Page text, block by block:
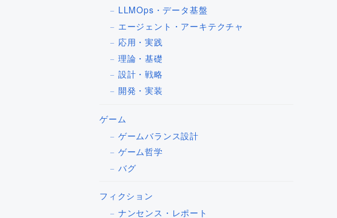
LLMOps・データ基盤
エージェント・アーキテクチャ
応用・実践
理論・基礎
設計・戦略
開発・実装
ゲーム
ゲームバランス設計
ゲーム哲学
バグ
フィクション
ナンセンス・レポート